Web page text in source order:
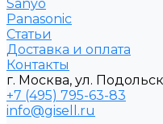
Sanyo
Рanasonic
Статьи
Доставка и оплата
Контакты
г. Москва, ул.
+7 (495) 795-63-83
info@gisell.ru